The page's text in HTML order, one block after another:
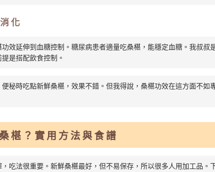
化
功效延伸到血糖控制。糖尿病患者適量吃桑椹，能穩定血糖。我叔叔
是搭配飲食控制。
秘時吃點新鮮桑椹，效果不錯。但我得說，桑椹功效在這方面不如
椹？實用方法與食譜
吃法很重要。新鮮桑椹最好，但不易保存，所以很多人用加工品。